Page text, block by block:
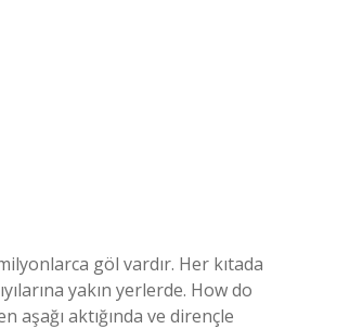
göl vardır. Her kıtada
yakın yerlerde. How do
aktığında ve dirençle